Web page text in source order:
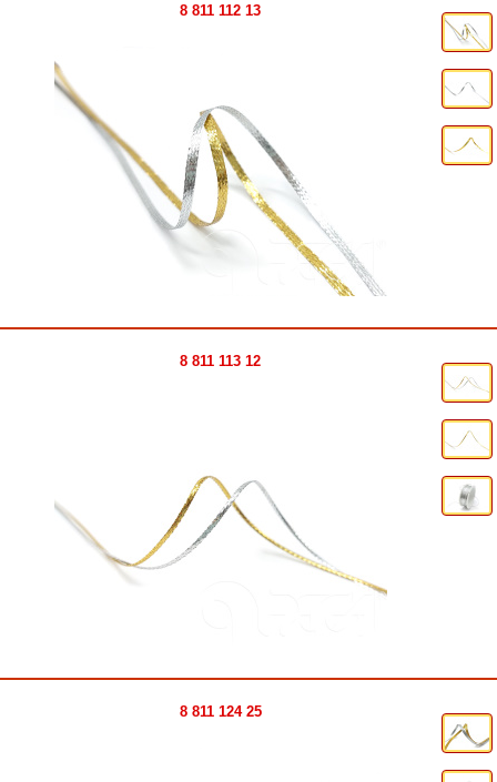
8 811 112 13
8 811 113 12
8 811 124 25